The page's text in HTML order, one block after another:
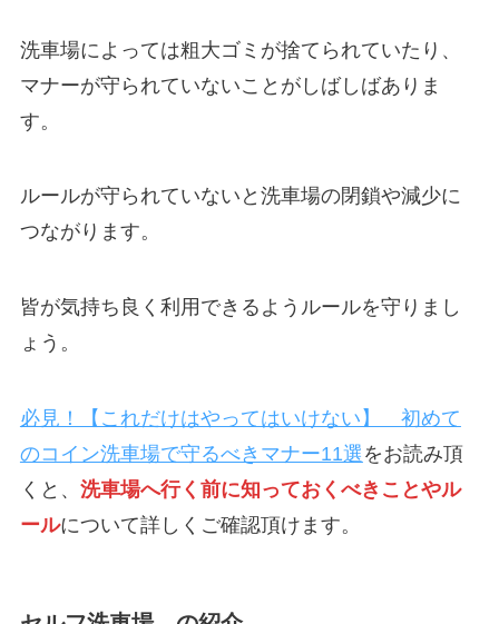
洗車場によっては粗大ゴミが捨てられていたり、
マナーが守られていないことがしばしばありま
す。
ルールが守られていないと洗車場の閉鎖や減少に
つながります。
皆が気持ち良く利用できるようルールを守りまし
ょう。
必見！【これだけはやってはいけない】 初めて
のコイン洗車場で守るべきマナー11選 をお読み頂
くと、 洗車場へ行く前に知っておくべきことやル
ールについて詳しくご確認頂けます。